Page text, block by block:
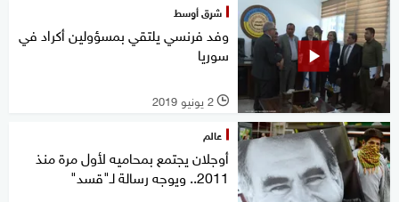
شرق أوسط
وفد فرنسي يلتقي بمسؤولين أكراد في
سوريا
l 2 يونيو 2019
عالم
أوجلان يجتمع بمحاميه لأول مرة منذ
2011.. ويوجه رسالة لـ"قسد"